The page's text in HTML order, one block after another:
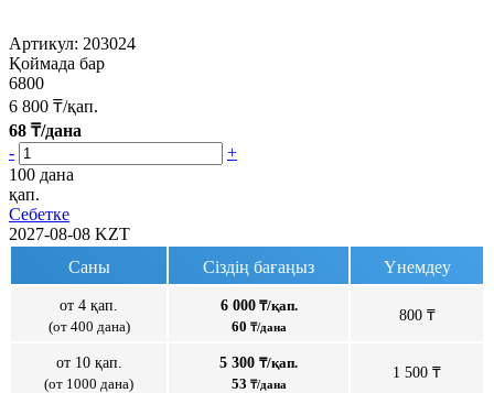
Артикул: 203024
Қоймада бар
6800
6 800 ₸/қап.
68 ₸/дана
-
+
100 дана
қап.
Себетке
2027-08-08 KZT
Саны
Сіздің бағаңыз Үнемдеу
от 4 қап.
(от 400 дана)
6 000₸/қап.
60 ₸/дана
800 ₸
от 10 қап.
(от 1000 дана)
5 300 ₸/қап.
53 ₸/дана
1 500 ₸